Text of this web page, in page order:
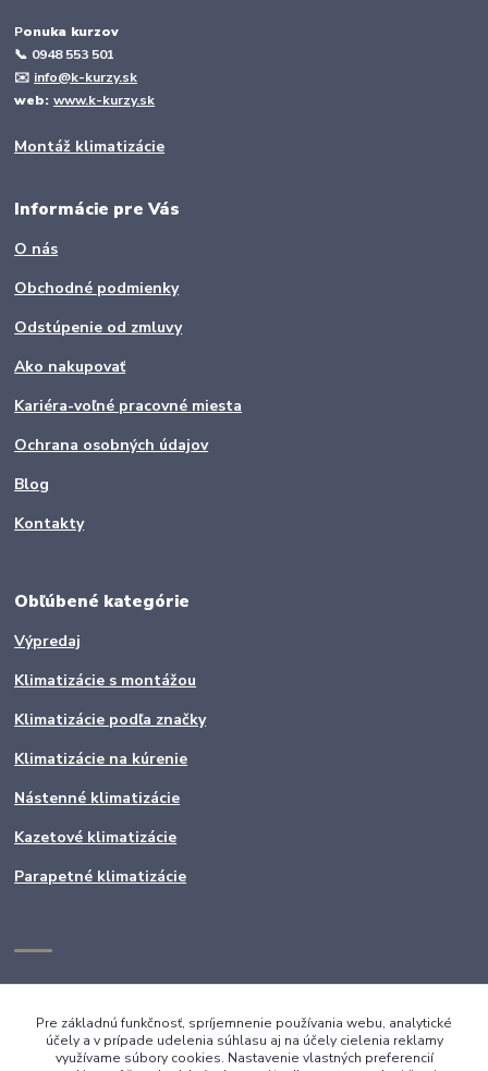
Ponuka kurzov
📞 0948 553 501
✉️ info@k-kurzy.sk
web:www.k-kurzy.sk
Montáž klimatizácie
Informácie pre Vás
O nás
Obchodné podmienky
Odstúpenie od zmluvy
Ako nakupovať
Kariéra-voľné pracovné miesta
Ochrana osobných údajov
Blog
Kontakty
Obľúbené kategórie
Výpredaj
Klimatizácie s montážou
Klimatizácie podľa značky
Klimatizácie na kúrenie
Nástenné klimatizácie
Kazetové klimatizácie
Parapetné klimatizácie
Pre základnú funkčnosť, spríjemnenie používania webu, analytické
účely a v prípade udelenia súhlasu aj na účely cielenia reklamy
využívame súbory cookies. Nastavenie vlastných preferencií